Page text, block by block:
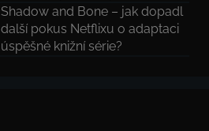
Shadow and Bone – jak dopadl
další pokus Netflixu o adaptaci
úspěšné knižní série?